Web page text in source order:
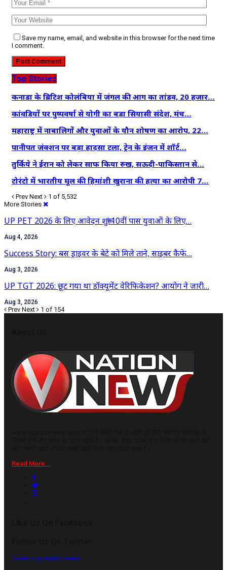
Save my name, email, and website in this browser for the next time
I comment.
Top Stories
कनाडा के ब्रिटिश कोलंबिया में जंगल की आग का तांडव, 20 हजार…
कांवड़ियों पर पुष्पवर्षा से योगी का बड़ा सियासी संदेश, मंच…
महाराष्ट्र में नाबालिगों और युवाओं के यौन शोषण का आरोप, 22…
पानीपत जंक्शन पर बड़ा हादसा टला, ट्रेन के इंजन में शॉर्ट…
तुर्किये ने ईरान को लेकर साफ किया रुख, सऊदी-पाकिस्तान से…
टोरंटो में भारतीय मूल की हिमांशी खुराना की हत्या का आरोपी 7…
Prev Next
1 of 5,532
More Stories
UP PET 2026 के लिए आवेदन शुरू! 10वीं पास युवाओं के लिए…
Aug 4, 2026
Success Story: बस ड्राइवर के बेटे को मिले ताने, साइबर कैफे…
Aug 3, 2026
UP TGT 2026: छूट गया था डॉक्यूमेंट वेरिफिकेशन? आयोग ने जारी…
Aug 3, 2026
Prev Next 1 of 154
Read More...
Tweets by vnationnews